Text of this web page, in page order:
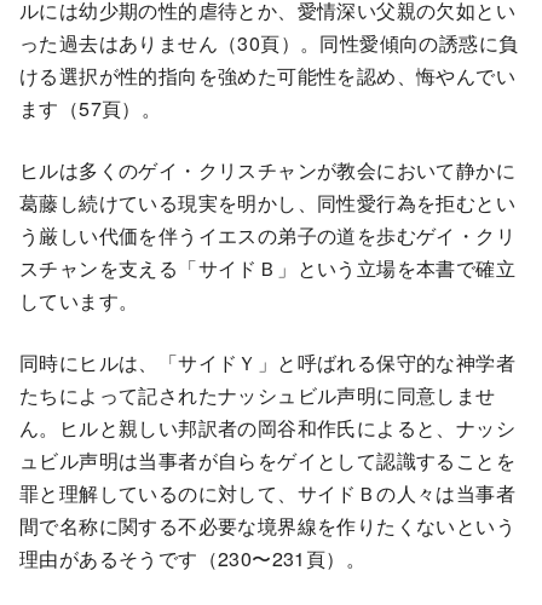
ルには幼少期の性的虐待とか、愛情深い父親の欠如とい
った過去はありません（30頁）。同性愛傾向の誘惑に負
ける選択が性的指向を強めた可能性を認め、悔やんでい
ます（57頁）。
ヒルは多くのゲイ・クリスチャンが教会において静かに
葛藤し続けている現実を明かし、同性愛行為を拒むとい
う厳しい代価を伴うイエスの弟子の道を歩むゲイ・クリ
スチャンを支える「サイドＢ」という立場を本書で確立
しています。
同時にヒルは、「サイドＹ」と呼ばれる保守的な神学者
たちによって記されたナッシュビル声明に同意しませ
ん。ヒルと親しい邦訳者の岡谷和作氏によると、ナッシ
ュビル声明は当事者が自らをゲイとして認識することを
罪と理解しているのに対して、サイドＢの人々は当事者
間で名称に関する不必要な境界線を作りたくないという
理由があるそうです（230〜231頁）。